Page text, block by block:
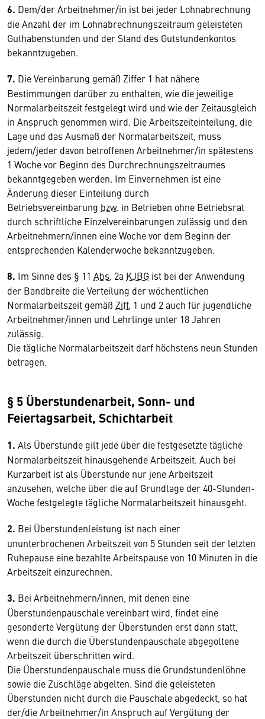
6. Dem/der Arbeitnehmer/in ist bei jeder Lohnabrechnung
die Anzahl der im Lohnabrechnungszeitraum geleisteten
Guthabenstunden und der Stand des Gutstundenkontos
bekanntzugeben.
7. Die Vereinbarung gemäß Ziffer 1 hat nähere
Bestimmungen darüber zu enthalten, wie die jeweilige
Normalarbeitszeit festgelegt wird und wie der Zeitausgleich
in Anspruch genommen wird. Die Arbeitszeiteinteilung, die
Lage und das Ausmaß der Normalarbeitszeit, muss
jedem/jeder davon betroffenen Arbeitnehmer/in spätestens
1 Woche vor Beginn des Durchrechnungszeitraumes
bekanntgegeben werden. Im Einvernehmen ist eine
Änderung dieser Einteilung durch
Betriebsvereinbarung bzw. in Betrieben ohne Betriebsrat
durch schriftliche Einzelvereinbarungen zulässig und den
Arbeitnehmern/innen eine Woche vor dem Beginn der
entsprechenden Kalenderwoche bekanntzugeben.
8. Im Sinne des § 11 Abs. 2a KJBG ist bei der Anwendung
der Bandbreite die Verteilung der wöchentlichen
Normalarbeitszeit gemäß Ziff. 1 und 2 auch für jugendliche
Arbeitnehmer/innen und Lehrlinge unter 18 Jahren
zulässig.
Die tägliche Normalarbeitszeit darf höchstens neun Stunden
betragen.
§ 5 Überstundenarbeit, Sonn- und
Feiertagsarbeit, Schichtarbeit
1. Als Überstunde gilt jede über die festgesetzte tägliche
Normalarbeitszeit hinausgehende Arbeitszeit. Auch bei
Kurzarbeit ist als Überstunde nur jene Arbeitszeit
anzusehen, welche über die auf Grundlage der 40-Stunden-
Woche festgelegte tägliche Normalarbeitszeit hinausgeht.
2. Bei Überstundenleistung ist nach einer
ununterbrochenen Arbeitszeit von 5 Stunden seit der letzten
Ruhepause eine bezahlte Arbeitspause von 10 Minuten in die
Arbeitszeit einzurechnen.
3. Bei Arbeitnehmern/innen, mit denen eine
Überstundenpauschale vereinbart wird, findet eine
gesonderte Vergütung der Überstunden erst dann statt,
wenn die durch die Überstundenpauschale abgegoltene
Arbeitszeit überschritten wird.
Die Überstundenpauschale muss die Grundstundenlöhne
sowie die Zuschläge abgelten. Sind die geleisteten
Überstunden nicht durch die Pauschale abgedeckt, so hat
der/die Arbeitnehmer/in Anspruch auf Vergütung der